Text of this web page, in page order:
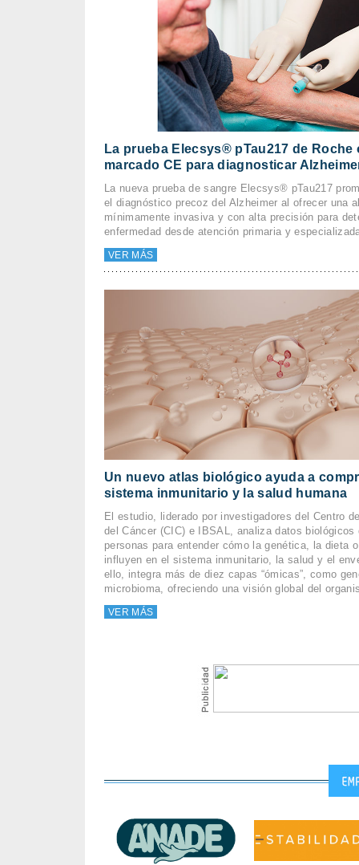
La prueba Elecsys® pTau217 de Roche
marcado CE para diagnosticar
La nueva prueba de sangre Elecsys® pTau217
el diagnóstico precoz del Alzheimer al ofrecer una
mínimamente invasiva y con alta precisión para
enfermedad desde atención primaria y
VER MÁS
Un nuevo atlas biológico ayuda a
sistema inmunitario y la salud humana
El estudio, liderado por investigadores del Centro
del Cáncer (CIC) e IBSAL, analiza datos biológicos
personas para entender cómo la genética, la dieta
influyen en el sistema inmunitario, la salud y el
ello, integra más de diez capas “ómicas”, como
microbioma, ofreciendo una visión global del
VER MÁS